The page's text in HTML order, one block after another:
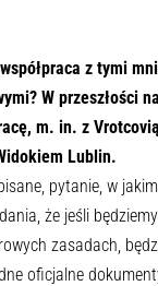
z tymi
W przeszłości
m. in. z
Lublin.
pytanie, w
że jeśli
zasadach,
oficjalne